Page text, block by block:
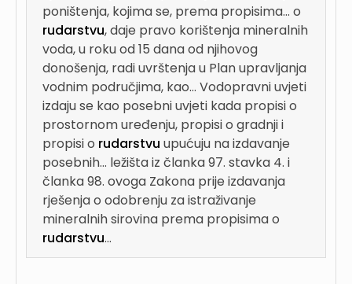
poništenja, kojima se, prema propisima... o
rudarstvu, daje pravo korištenja mineralnih
voda, u roku od 15 dana od njihovog
donošenja, radi uvrštenja u Plan upravljanja
vodnim područjima, kao... Vodopravni uvjeti
izdaju se kao posebni uvjeti kada propisi o
prostornom uređenju, propisi o gradnji i
propisi o rudarstvu upućuju na izdavanje
posebnih... ležišta iz članka 97. stavka 4. i
članka 98. ovoga Zakona prije izdavanja
rješenja o odobrenju za istraživanje
mineralnih sirovina prema propisima o
rudarstvu...